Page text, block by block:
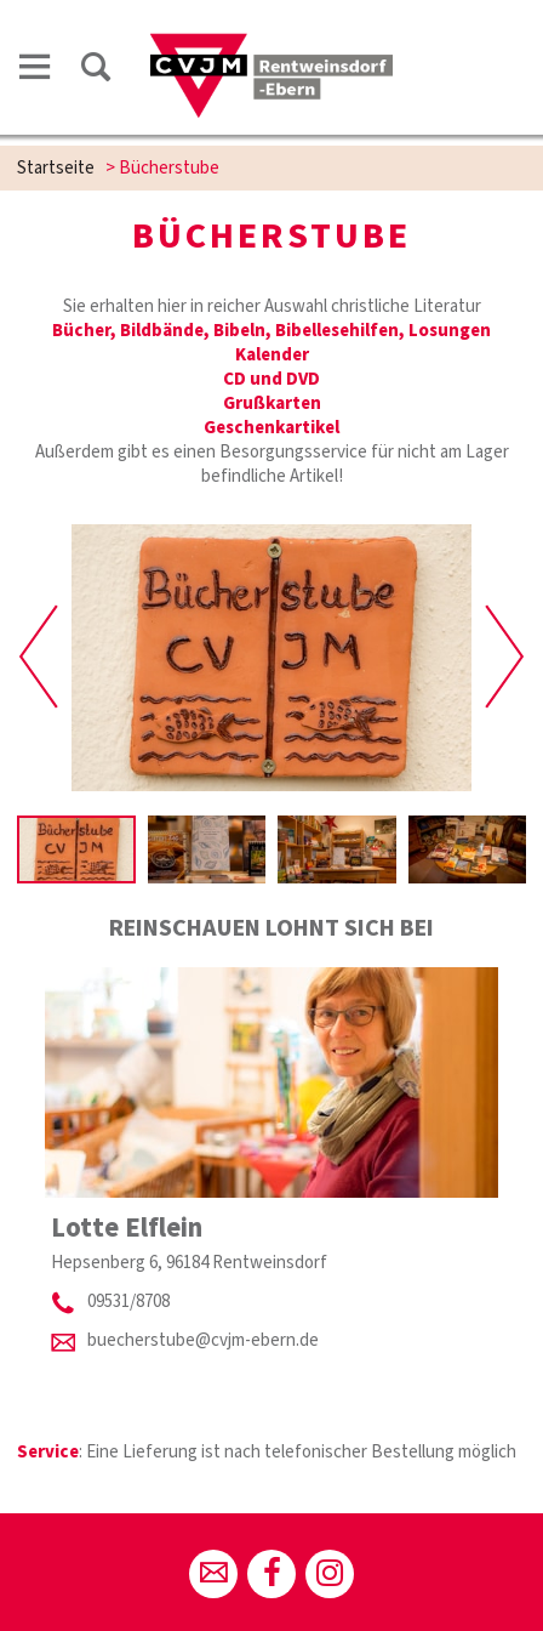
Startseite >Bücherstube
BÜCHERSTUBE
Sie erhalten hier in reicher Auswahl christliche Literatur
Bücher, Bildbände, Bibeln, Bibellesehilfen, Losungen
Kalender
CD und DVD
Grußkarten
Geschenkartikel
Außerdem gibt es einen Besorgungsservice für nicht am Lager
befindliche Artikel!
REINSCHAUEN LOHNT SICH BEI
Lotte Elflein
Hepsenberg 6, 96184 Rentweinsdorf
09531/8708
buecherstube@cvjm-ebern.de
Service: Eine Lieferung ist nach telefonischer Bestellung möglich